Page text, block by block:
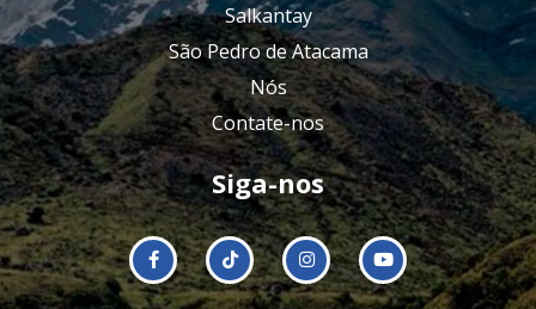
Salkantay
São Pedro de Atacama
Nós
Contate-nos
Siga-nos